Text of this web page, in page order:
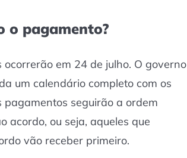
o pagamento?
ocorrerão em 24 de julho. O governo
um calendário completo com os
pagamentos seguirão a ordem
acordo, ou seja, aqueles que
vão receber primeiro.